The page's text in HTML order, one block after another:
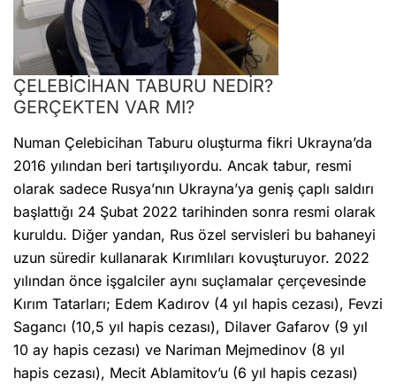
ÇELEBİCİHAN TABURU NEDİR?
GERÇEKTEN VAR MI?
Numan Çelebicihan Taburu oluşturma fikri Ukrayna’da
2016 yılından beri tartışılıyordu. Ancak tabur, resmi
olarak sadece Rusya’nın Ukrayna’ya geniş çaplı saldırı
başlattığı 24 Şubat 2022 tarihinden sonra resmi olarak
kuruldu. Diğer yandan, Rus özel servisleri bu bahaneyi
uzun süredir kullanarak Kırımlıları kovuşturuyor. 2022
yılından önce işgalciler aynı suçlamalar çerçevesinde
Kırım Tatarları; Edem Kadırov (4 yıl hapis cezası), Fevzi
Sagancı (10,5 yıl hapis cezası), Dilaver Gafarov (9 yıl
10 ay hapis cezası) ve Nariman Mejmedinov (8 yıl
hapis cezası), Mecit Ablamitov’u (6 yıl hapis cezası)